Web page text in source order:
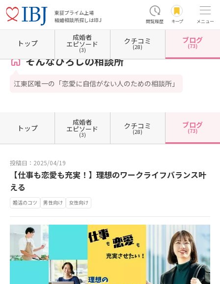
東証プライム上場
結婚相談所探しはIBJ
閲覧履歴 キープ メニュー
ホーム 東京都の結婚相談所 東京都江東区 そんなひろしの相談所 カウンセラーブロ
そんなひろしの相談所
江東区唯一の「恋愛に自信がない人のための相談所」
トップ
成婚者
エピソード
(3)
クチコミ
(28)
ブログ
(73)
トップ
成婚者
エピソード
(3)
クチコミ
(28)
ブログ
(73)
投稿日：2025/04/19
【仕事も恋愛も充実！】理想のワークライフバランス叶
える
婚活のコツ 男性向け 女性向け